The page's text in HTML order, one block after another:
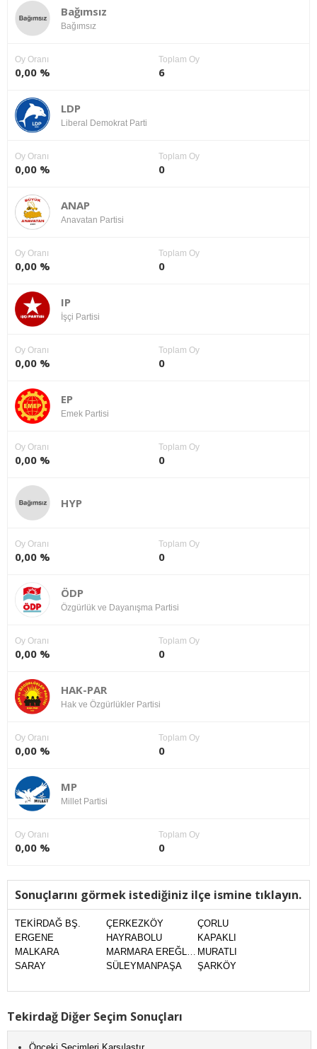
Bağımsız
Bağımsız
Oy Oranı
0,00 %
Toplam Oy
6
LDP
Liberal Demokrat Parti
Oy Oranı
0,00 %
Toplam Oy
0
ANAP
Anavatan Partisi
Oy Oranı
0,00 %
Toplam Oy
0
IP
İşçi Partisi
Oy Oranı
0,00 %
Toplam Oy
0
EP
Emek Partisi
Oy Oranı
0,00 %
Toplam Oy
0
HYP
Oy Oranı
0,00 %
Toplam Oy
0
ÖDP
Özgürlük ve Dayanışma Partisi
Oy Oranı
0,00 %
Toplam Oy
0
HAK-PAR
Hak ve Özgürlükler Partisi
Oy Oranı
0,00 %
Toplam Oy
0
MP
Millet Partisi
Oy Oranı
0,00 %
Toplam Oy
0
Sonuçlarını görmek istediğiniz ilçe ismine tıklayın.
TEKİRDAĞ BŞ. ÇERKEZKÖY
ÇORLU
ERGENE
HAYRABOLU
KAPAKLI
MALKARA
MARMARA EREĞLİSİ MURATLI
SARAY
SÜLEYMANPAŞA ŞARKÖY
Tekirdağ Diğer Seçim Sonuçları